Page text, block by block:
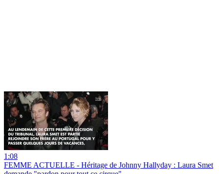
1:08
FEMME ACTUELLE - Héritage de Johnny Hallyday : Laura Smet